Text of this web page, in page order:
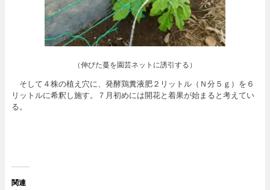
（伸びた蔓を園芸ネットに誘引する）
そして４株の植え穴に、発酵鶏糞液肥２リットル（Ｎ分５ｇ）を６
リットルに希釈し施す。７月初めには開花と着果が始まると考えてい
る。
関連